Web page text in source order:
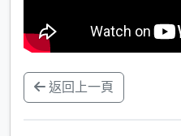
返回上一頁